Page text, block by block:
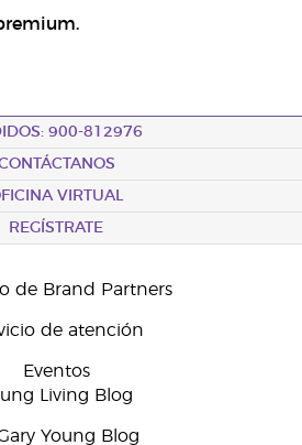
900-812976
VIRTUAL
REGÍSTRATE
de Brand Partners
de atención
Eventos
Living Blog
Young Blog